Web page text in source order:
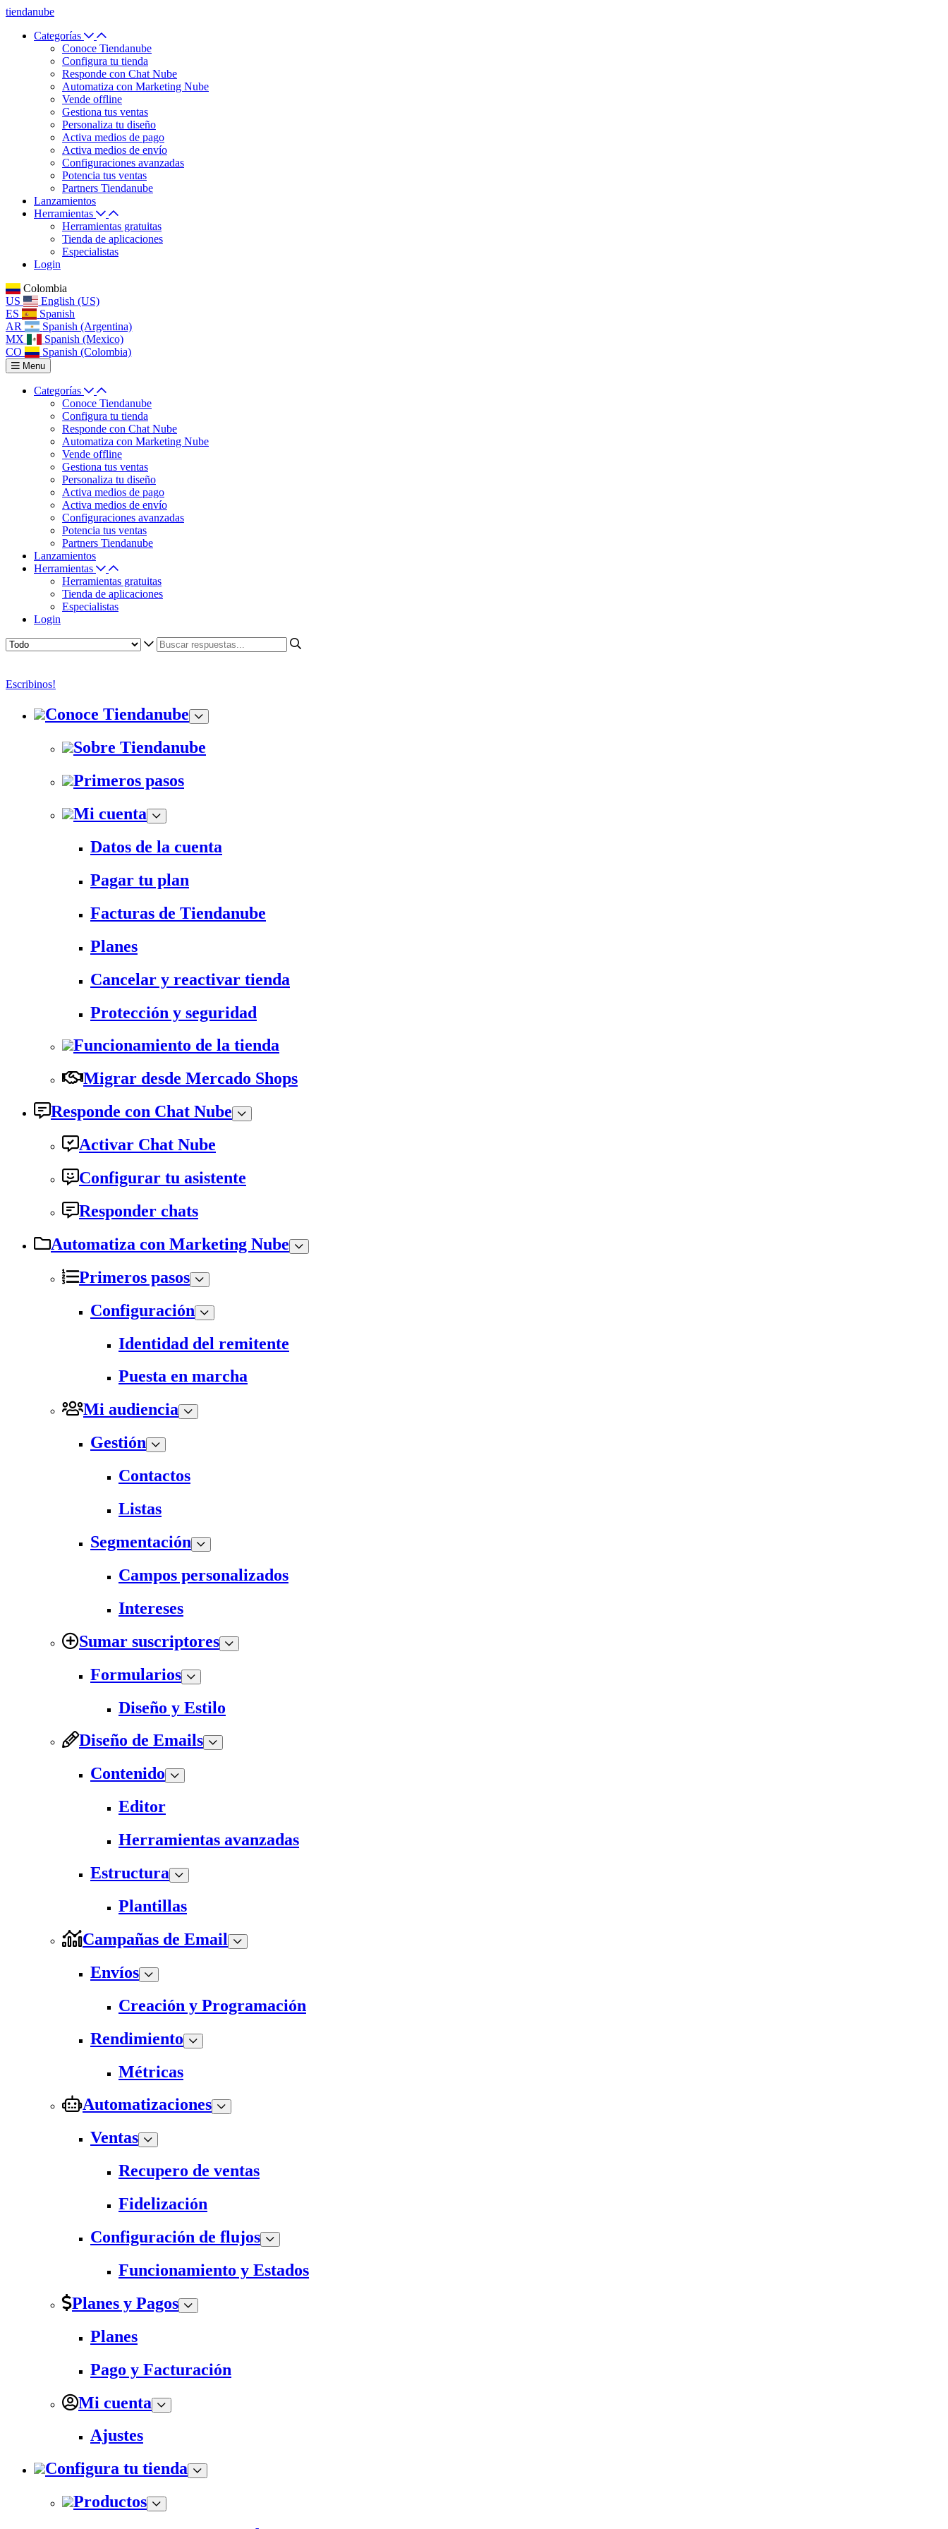
tiendanube
Categorías
Conoce Tiendanube
Configura tu tienda
Responde con Chat Nube
Automatiza con Marketing Nube
Vende offline
Gestiona tus ventas
Personaliza tu diseño
Activa medios de pago
Activa medios de envío
Configuraciones avanzadas
Potencia tus ventas
Partners Tiendanube
Lanzamientos
Herramientas
Herramientas gratuitas
Tienda de aplicaciones
Especialistas
Login
Colombia
US
English (US)
ES
Spanish
AR
Spanish (Argentina)
MX
Spanish (Mexico)
CO
Spanish (Colombia)
Menu
Categorías
Conoce Tiendanube
Configura tu tienda
Responde con Chat Nube
Automatiza con Marketing Nube
Vende offline
Gestiona tus ventas
Personaliza tu diseño
Activa medios de pago
Activa medios de envío
Configuraciones avanzadas
Potencia tus ventas
Partners Tiendanube
Lanzamientos
Herramientas
Herramientas gratuitas
Tienda de aplicaciones
Especialistas
Login
Escribinos!
Conoce Tiendanube
Sobre Tiendanube
Primeros pasos
Mi cuenta
Datos de la cuenta
Pagar tu plan
Facturas de Tiendanube
Planes
Cancelar y reactivar tienda
Protección y seguridad
Funcionamiento de la tienda
Migrar desde Mercado Shops
Responde con Chat Nube
Activar Chat Nube
Configurar tu asistente
Responder chats
Automatiza con Marketing Nube
Primeros pasos
Configuración
Identidad del remitente
Puesta en marcha
Mi audiencia
Gestión
Contactos
Listas
Segmentación
Campos personalizados
Intereses
Sumar suscriptores
Formularios
Diseño y Estilo
Diseño de Emails
Contenido
Editor
Herramientas avanzadas
Estructura
Plantillas
Campañas de Email
Envíos
Creación y Programación
Rendimiento
Métricas
Automatizaciones
Ventas
Recupero de ventas
Fidelización
Configuración de flujos
Funcionamiento y Estados
Planes y Pagos
Planes
Pago y Facturación
Mi cuenta
Ajustes
Configura tu tienda
Productos